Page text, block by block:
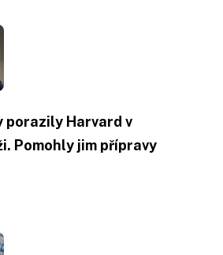
porazily Harvard v
Pomohly jim přípravy